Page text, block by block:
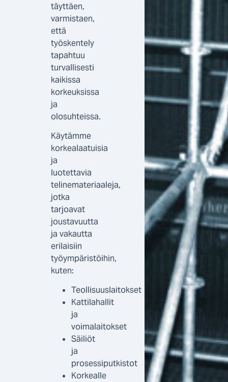
täyttäen,
varmistaen,
että
työskentely
tapahtuu
turvallisesti
kaikissa
korkeuksissa
ja
olosuhteissa.
Käytämme
korkealaatuisia
ja
luotettavia
telinemateriaaleja,
jotka
tarjoavat
joustavuutta
ja vakautta
erilaisiin
työympäristöihin,
kuten:
Teollisuuslaitokset
Kattilahallit
ja
voimalaitokset
Säiliöt
ja
prosessiputkistot
Korkealle